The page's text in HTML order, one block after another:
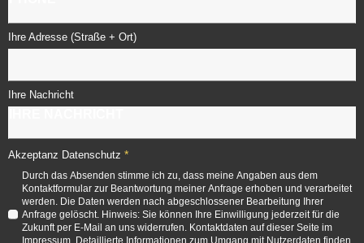
Ihre Adresse (Straße + Ort)
Ihre Nachricht
Akzeptanz Datenschutz *
Durch das Absenden stimme ich zu, dass meine Angaben aus dem
Kontaktformular zur Beantwortung meiner Anfrage erhoben und verarbeitet
werden. Die Daten werden nach abgeschlossener Bearbeitung Ihrer
Anfrage gelöscht. Hinweis: Sie können Ihre Einwilligung jederzeit für die
Zukunft per E-Mail an uns widerrufen. Kontaktdaten auf dieser Seite im
Impressum. Detaillierte Informationen zum Umgang mit Nutzerdaten finden